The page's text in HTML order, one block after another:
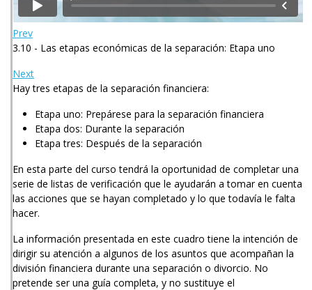
Prev
3.10 - Las etapas económicas de la separación: Etapa uno
Next
Hay tres etapas de la separación financiera:
Etapa uno: Prepárese para la separación financiera
Etapa dos: Durante la separación
Etapa tres: Después de la separación
En esta parte del curso tendrá la oportunidad de completar una
serie de listas de verificación que le ayudarán a tomar en cuenta
las acciones que se hayan completado y lo que todavía le falta
hacer.
La información presentada en este cuadro tiene la intención de
dirigir su atención a algunos de los asuntos que acompañan la
división financiera durante una separación o divorcio. No
pretende ser una guía completa, y no sustituye el